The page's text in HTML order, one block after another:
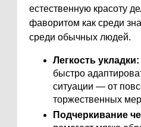
естественную красоту
фаворитом как среди
среди обычных людей.
Легкость укладки:
быстро
ситуации — от
торжественных
Подчеркивание